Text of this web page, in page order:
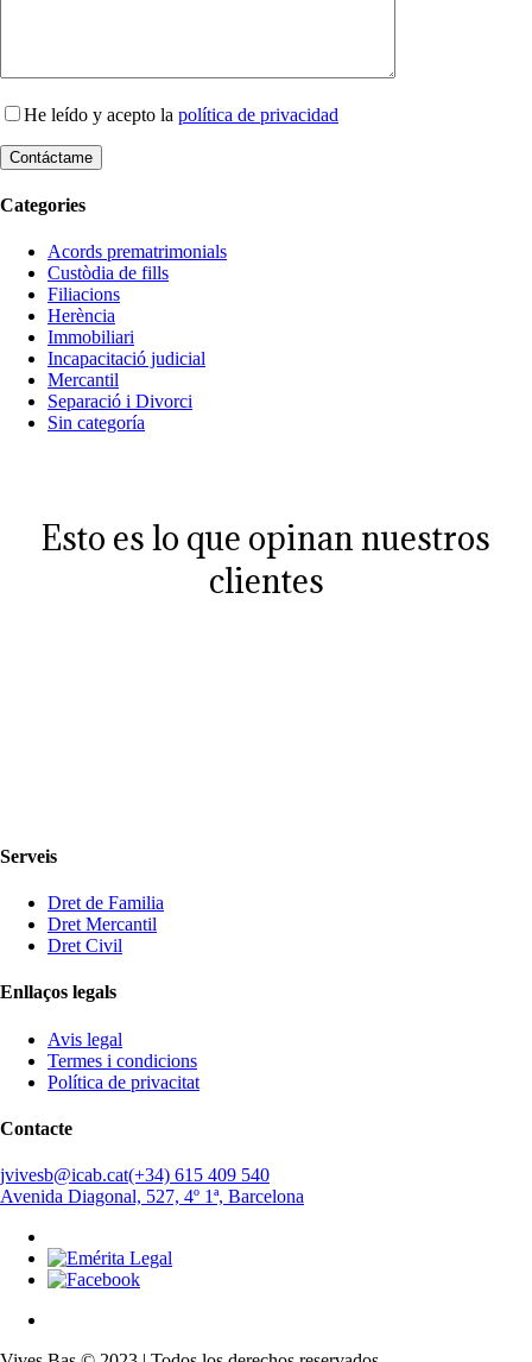
He leído y acepto la política de privacidad
Categories
Acords prematrimonials
Custòdia de fills
Filiacions
Herència
Immobiliari
Incapacitació judicial
Mercantil
Separació i Divorci
Sin categoría
Esto es lo que opinan nuestros
clientes
Serveis
Dret de Familia
Dret Mercantil
Dret Civil
Enllaços legals
Avis legal
Termes i condicions
Política de privacitat
Contacte
jvivesb@icab.cat(+34) 615 409 540
Avenida Diagonal, 527, 4º 1ª, Barcelona